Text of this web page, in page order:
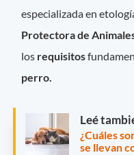
especializada en
Protectora de
los requisitos
perro.
Leé
¿Cuáles
se llevan